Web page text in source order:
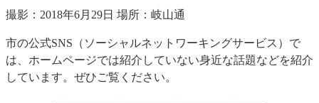
撮影：2018年6月29日 場所：岐山通
市の公式SNS（ソーシャルネットワーキングサービス）で
は、ホームページでは紹介していない身近な話題などを紹介
しています。ぜひご覧ください。